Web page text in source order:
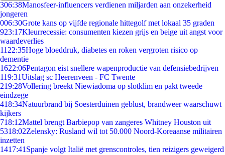
306:38Manosfeer-influencers verdienen miljarden aan onzekerheid
jongeren
006:30Grote kans op vijfde regionale hittegolf met lokaal 35 graden
923:17Kleurrecessie: consumenten kiezen grijs en beige uit angst voor
waardeverlies
11 22:35Hoge bloeddruk, diabetes en roken vergroten risico op
dementie
1622:06Pentagon eist snellere wapenproductie van defensiebedrijven
119:31Uitslag sc Heerenveen - FC Twente
219:28Vollering breekt Niewiadoma op slotklim en pakt tweede
eindzege
418:34Natuurbrand bij Soesterduinen geblust, brandweer waarschuwt
kijkers
718:12Mattel brengt Barbiepop van zangeres Whitney Houston uit
5318:02Zelensky: Rusland wil tot 50.000 Noord-Koreaanse militairen
inzetten
1417:41 Spanje volgt Italië met grenscontroles, tien reizigers geweigerd